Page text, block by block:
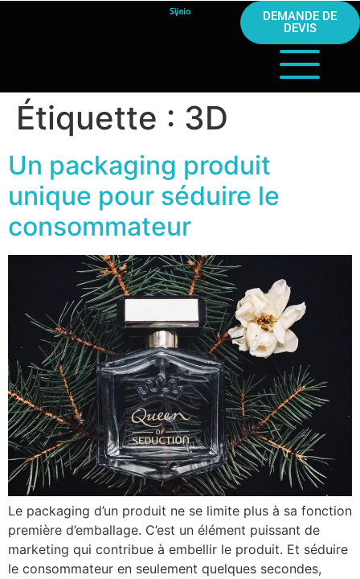
DEMANDE DE
DEVIS
Étiquette : 3D
Un packaging produit
unique pour séduire le
consommateur
Le packaging d’un produit ne se limite plus à sa fonction
première d’emballage. C’est un élément puissant de
marketing qui contribue à embellir le produit. Et séduire
le consommateur en seulement quelques secondes,